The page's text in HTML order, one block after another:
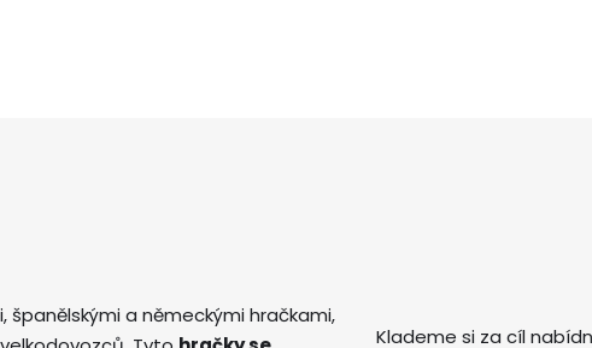
a německými hračkami,
Klademe si za cíl